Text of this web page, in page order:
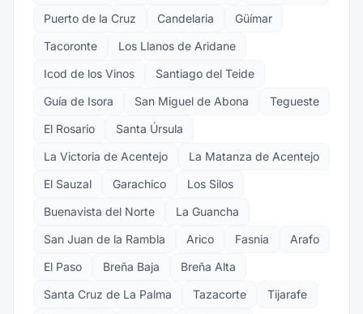
Puerto de la Cruz
Candelaria
Güímar
Tacoronte
Los Llanos de Aridane
Icod de los Vinos
Santiago del Teide
Guía de Isora
San Miguel de Abona
Tegueste
El Rosario
Santa Úrsula
La Victoria de Acentejo
La Matanza de Acentejo
El Sauzal
Garachico
Los Silos
Buenavista del Norte
La Guancha
San Juan de la Rambla
Arico Fasnia
Arafo
El Paso
Breña Baja
Breña Alta
Santa Cruz de La Palma
Tazacorte
Tijarafe